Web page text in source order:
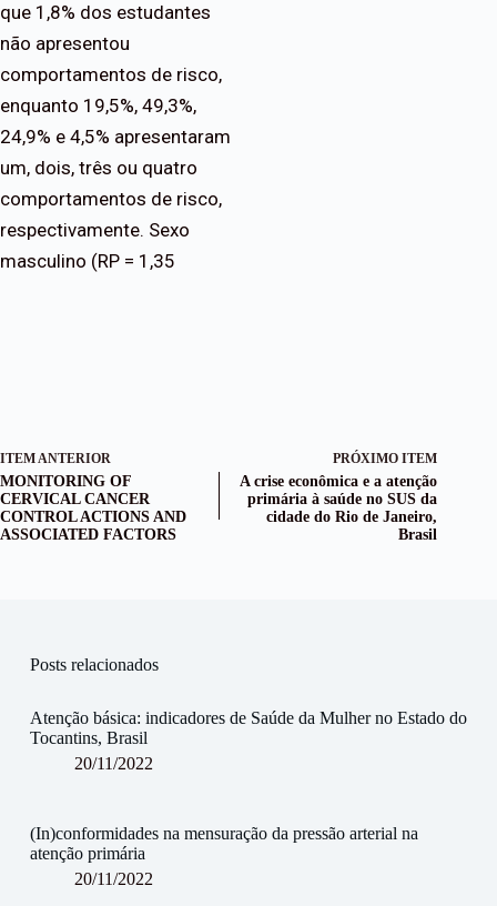
que 1,8% dos estudantes
não apresentou
comportamentos de risco,
enquanto 19,5%, 49,3%,
24,9% e 4,5% apresentaram
um, dois, três ou quatro
comportamentos de risco,
respectivamente. Sexo
masculino (RP = 1,35
ITEM ANTERIOR
MONITORING OF
CERVICAL CANCER
CONTROL ACTIONS AND
ASSOCIATED FACTORS
PRÓXIMO ITEM
A crise econômica e a atenção
primária à saúde no SUS da
cidade do Rio de Janeiro,
Brasil
Posts relacionados
Atenção básica: indicadores de Saúde da Mulher no Estado do
Tocantins, Brasil
20/11/2022
(In)conformidades na mensuração da pressão arterial na
atenção primária
20/11/2022